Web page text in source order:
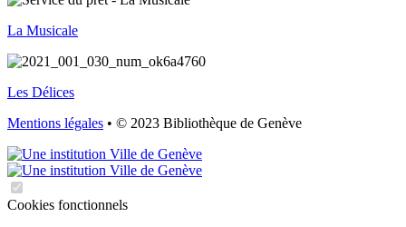
La Musicale
Les Délices
Mentions légales • © 2023 Bibliothèque de Genève
Cookies fonctionnels